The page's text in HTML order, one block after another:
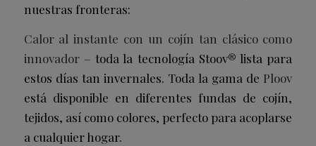
nuestras fronteras:
Calor al instante con un cojín tan clásico como
innovador –toda la tecnología Stoov® lista para
estos días tan invernales. Toda la gama de Ploov
está disponible en diferentes fundas de cojín,
tejidos, así como colores, perfecto para acoplarse
a cualquier hogar.